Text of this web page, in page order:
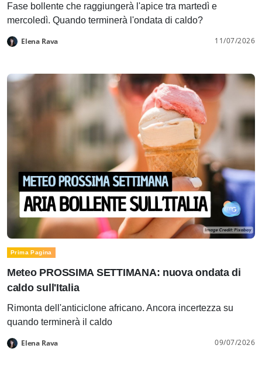
Fase bollente che raggiungerà l'apice tra martedì e
mercoledì. Quando terminerà l'ondata di caldo?
Elena Rava 11/07/2026
Prima Pagina
Meteo PROSSIMA SETTIMANA: nuova ondata di
caldo sull'Italia
Rimonta dell'anticiclone africano. Ancora incertezza su
quando terminerà il caldo
Elena Rava 09/07/2026